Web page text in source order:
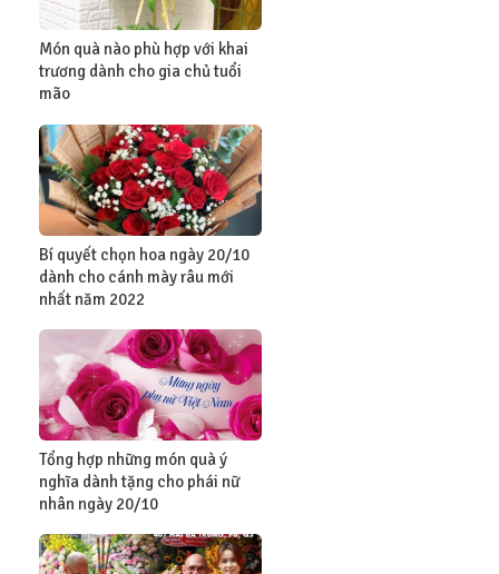
Món quà nào phù hợp với khai
trương dành cho gia chủ tuổi
mão
Bí quyết chọn hoa ngày 20/10
dành cho cánh mày râu mới
nhất năm 2022
Tổng hợp những món quà ý
nghĩa dành tặng cho phái nữ
nhân ngày 20/10